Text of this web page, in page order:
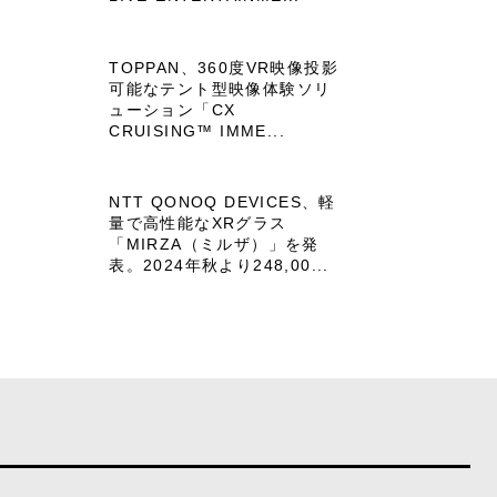
TOPPAN、360度VR映像投影
可能なテント型映像体験ソリ
ューション「CX
CRUISING™ IMME...
NTT QONOQ DEVICES、軽
量で高性能なXRグラス
「MIRZA（ミルザ）」を発
表。2024年秋より248,00...